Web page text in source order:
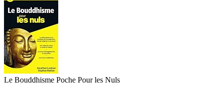
Le Bouddhisme Poche Pour les Nuls